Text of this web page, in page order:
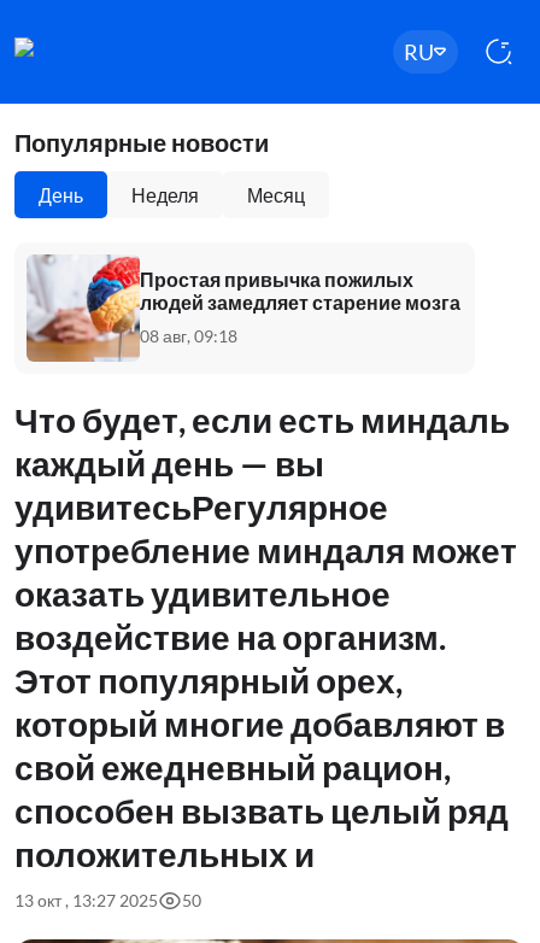
RU
Популярные новости
День Неделя Месяц
Простая привычка пожилых
людей замедляет старение мозга
08 авг, 09:18
Что будет, если есть миндаль
каждый день — вы
удивитесьРегулярное
употребление миндаля может
оказать удивительное
воздействие на организм.
Этот популярный орех,
который многие добавляют в
свой ежедневный рацион,
способен вызвать целый ряд
положительных и
13 окт , 13:27 2025 50